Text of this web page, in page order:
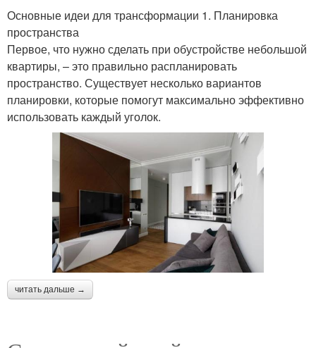
Основные идеи для трансформации 1. Планировка
пространства
Первое, что нужно сделать при обустройстве небольшой
квартиры, – это правильно распланировать
пространство. Существует несколько вариантов
планировки, которые помогут максимально эффективно
использовать каждый уголок.
читать дальше →